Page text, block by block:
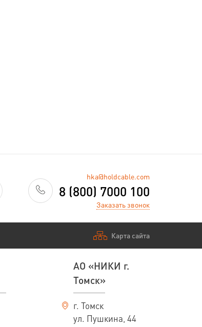
hka@holdcable.com
8 (800) 7000 100
Заказать звонок
Карта сайта
АО «НИКИ г.
Томск»
г. Томск
ул. Пушкина, 44